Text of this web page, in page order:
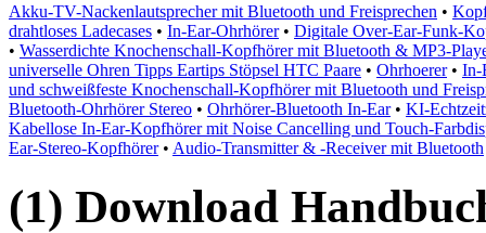
Akku-TV-Nackenlautsprecher mit Bluetooth und Freisprechen •
drahtloses Ladecases • In-Ear-Ohrhörer• Digitale Over-Ear-Funk-
• Wasserdichte Knochenschall-Kopfhörer mit Bluetooth & MP3-
universelle Ohren Tipps Eartips Stöpsel HTC Paare • Ohrhoerer• In-
und schweißfeste Knochenschall-Kopfhörer mit Bluetooth und
Bluetooth-Ohrhörer Stereo • Ohrhörer-Bluetooth In-Ear• KI-
Kabellose In-Ear-Kopfhörer mit Noise Cancelling und Touch-
Ear-Stereo-Kopfhörer• Audio-Transmitter & -Receiver mit Bluetooth
(1) Download